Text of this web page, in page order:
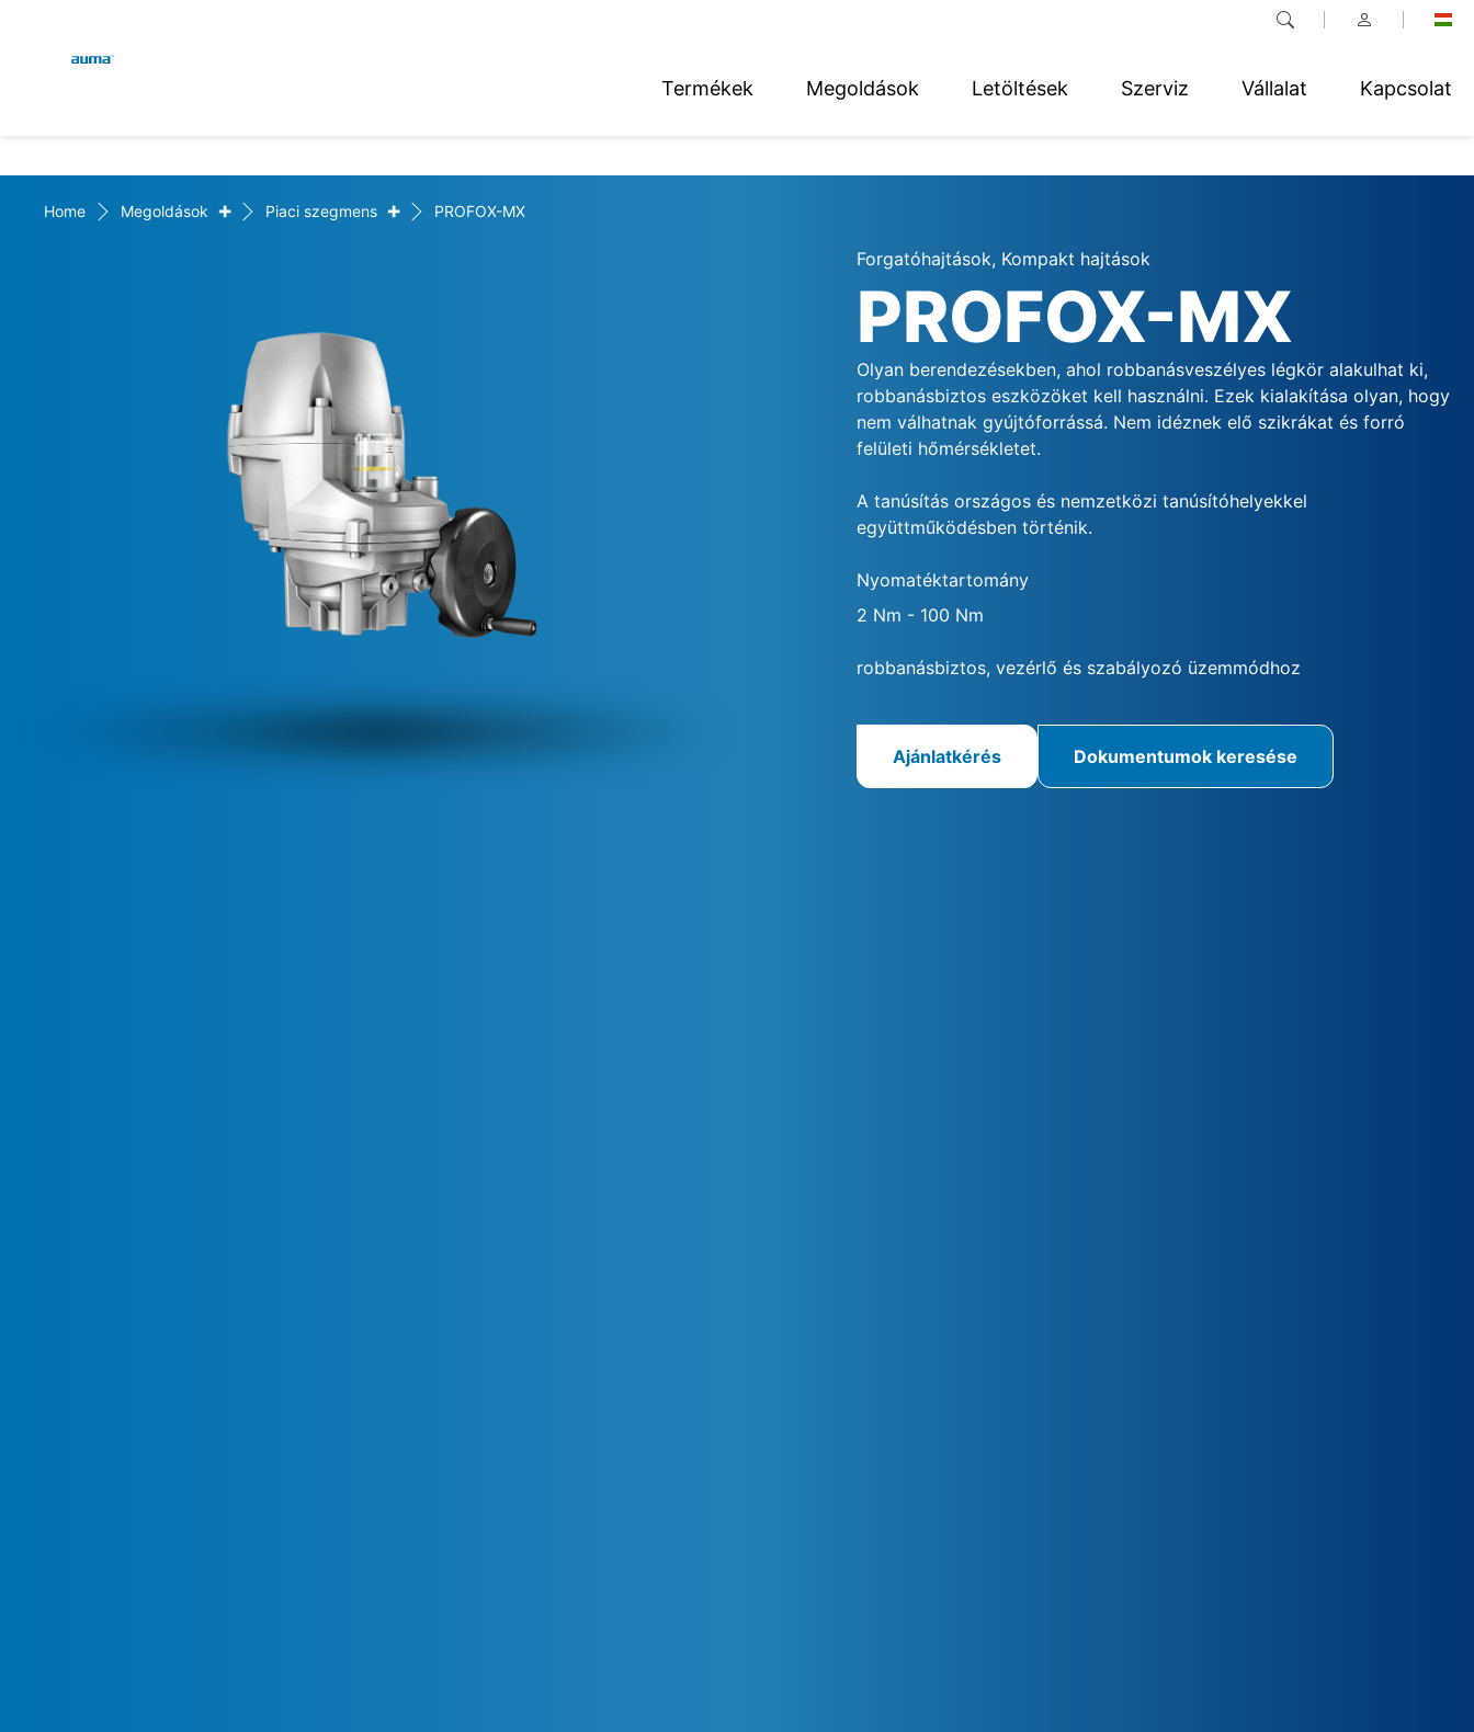
Termékek Megoldások Letöltések Szerviz Vállalat Kapcsolat
Európa
Észak-Amerika
Deutsch
Home Megoldások + Piaci szegmens + PROFOX-MX
Forgatóhajtások, Kompakt hajtások
PROFOX-MX
Olyan berendezésekben, ahol robbanásveszélyes légkör alakulhat ki,
robbanásbiztos eszközöket kell használni. Ezek kialakítása olyan, hogy
nem válhatnak gyújtóforrássá. Nem idéznek elő szikrákat és forró
felületi hőmérsékletet.
A tanúsítás országos és nemzetközi tanúsítóhelyekkel
együttműködésben történik.
Nyomatéktartomány
2 Nm - 100 Nm
robbanásbiztos, vezérlő és szabályozó üzemmódhoz
Ajánlatkérés Dokumentumok keresése